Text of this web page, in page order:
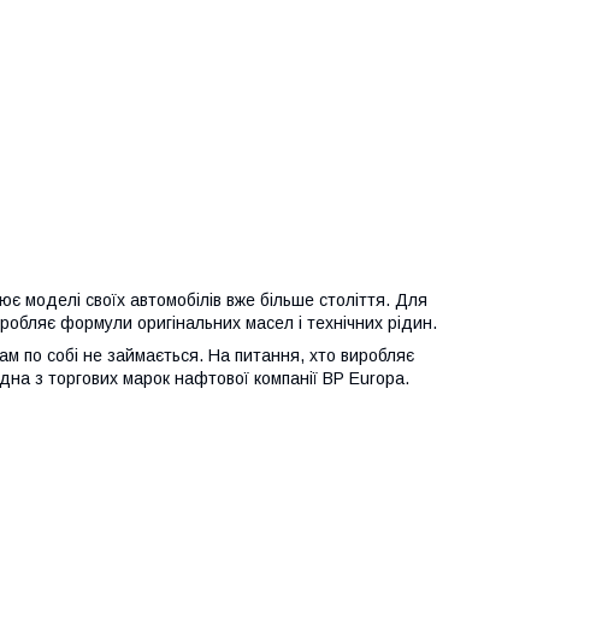
моделі своїх автомобілів вже більше століття. Для
формули оригінальних масел і технічних рідин.
по собі не займається. На питання, хто виробляє
з торгових марок нафтової компанії BP Europa.